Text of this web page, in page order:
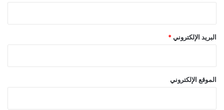
البريد الإلكتروني *
الموقع الإلكتروني